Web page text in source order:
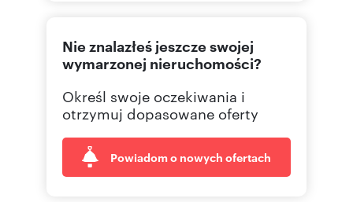
Nie znalazłeś jeszcze swojej
wymarzonej nieruchomości?
Określ swoje oczekiwania i
otrzymuj dopasowane oferty
Powiadom o nowych ofertach